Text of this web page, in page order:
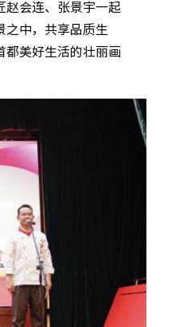
赵会连、张景宇一起
之中，共享品质生
都美好生活的壮丽画